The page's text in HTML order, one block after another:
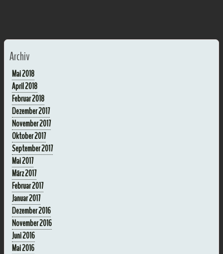
Archiv
Mai 2018
April 2018
Februar 2018
Dezember 2017
November 2017
Oktober 2017
September 2017
Mai 2017
März 2017
Februar 2017
Januar 2017
Dezember 2016
November 2016
Juni 2016
Mai 2016